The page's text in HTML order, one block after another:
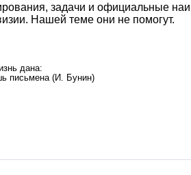
задачи и официальные
Нашей теме они не помогут.
дана:
письмена (И. Бунин)